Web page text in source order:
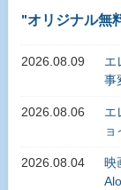
オリジナル無
2026.08.09
エ
事
2026.08.06
エ
2026.08.04
映